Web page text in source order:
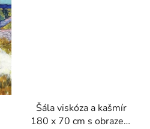
Šála viskóza a kašmír
180 x 70 cm s obrazem